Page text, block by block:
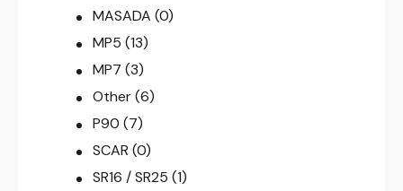
MASADA (0)
MP5 (13)
MP7 (3)
Other (6)
P90 (7)
SCAR (0)
SR16 / SR25 (1)